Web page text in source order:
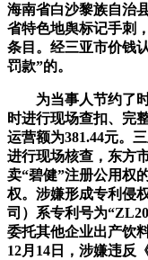
海南省白沙黎族自治
省特色地舆标记手刺
条目。经三亚市价钱
罚款”的。
为当事人节约了时
时进行现场查扣、完
运营额为381.44元。
进行现场核查，东方
卖“碧健”注册公用权
权。涉嫌形成专利侵
司）系专利号为
委托其他企业出产饮
12月14日，涉嫌违反